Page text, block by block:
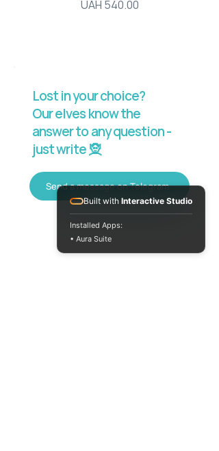
Price
UAH 540.00
Lost in your choice?
Our elves know the
answer to any question -
just write 🧝
Send a message on Telegram
Built with Interactive Studio
Installed Apps:
• Aura Suite